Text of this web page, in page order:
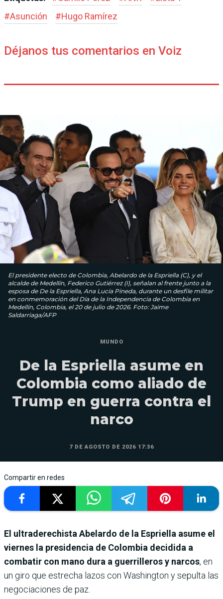
#Asunción #Hugo Ramírez
Déjanos tus comentarios en Voiz
El presidente electo de Colombia, Abelardo de la Espriella (C), y el
alcalde de Medellín, Federico Gutiérrez (I), señalan al frente junto a la
esposa de De la Espriella, Ana Lucía Pineda, durante un desfile militar
en conmemoración del Día de la Independencia de Colombia en
Medellín, Colombia, el 20 de julio de 2026. Foto: Jaime
Saldarriaga/AFP
MUNDO
De la Espriella asume en
Colombia como aliado de
Trump en guerra contra el
narco
7 DE AGOSTO DE 2026 17:36
Compartir en redes
El ultraderechista Abelardo de la Espriella asume el
viernes la presidencia de Colombia decidida a
combatir con mano dura a guerrilleros y narcos, en
un giro que estrecha lazos con Washington y sepulta las
negociaciones de paz.